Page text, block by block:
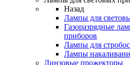
Назад
Лампы для
Газоразрядные
приборов
Лампы для
Лампы
Линзовые прожекторы